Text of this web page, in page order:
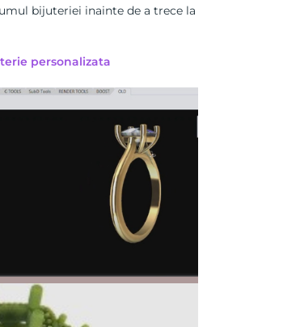
bijuteriei inainte de a trece la
personalizata